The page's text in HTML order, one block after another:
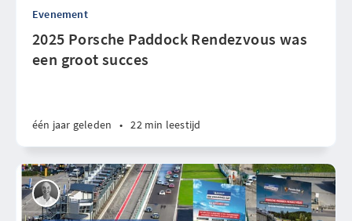
Evenement
2025 Porsche Paddock Rendezvous was
een groot succes
één jaar geleden • 22 min leestijd